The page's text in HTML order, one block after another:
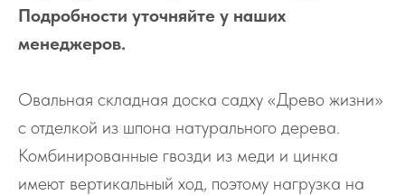
Подробности уточняйте у наших
менеджеров.
Овальная складная доска садху «Древо жизни»
с отделкой из шпона натурального дерева.
Комбинированные гвозди из меди и цинка
имеют вертикальный ход, поэтому нагрузка на